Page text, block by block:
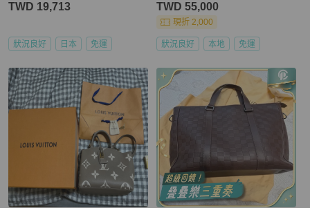
TWD 19,713
狀況良好 日本 免運
TWD 55,000
現折 2,000
狀況良好 本地 免運